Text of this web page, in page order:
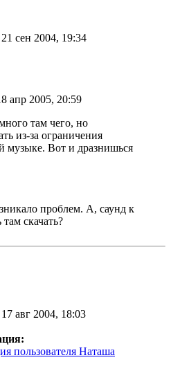
сен 2004, 19:34
апр 2005, 20:59
там чего, но
из-за ограничения
музыке. Вот и дразнишься
проблем. А, саунд к
скачать?
авг 2004, 18:03
пользователя Наташа